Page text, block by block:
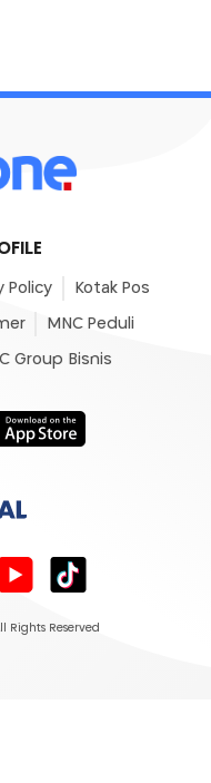
Policy Kotak Pos
MNC Peduli
Group Bisnis
Rights Reserved